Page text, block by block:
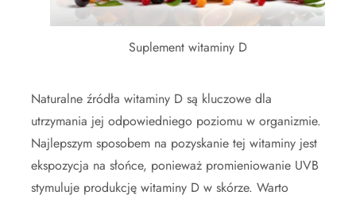
Suplement witaminy D
Naturalne źródła witaminy D są kluczowe dla
utrzymania jej odpowiedniego poziomu w organizmie.
Najlepszym sposobem na pozyskanie tej witaminy jest
ekspozycja na słońce, ponieważ promieniowanie UVB
stymuluje produkcję witaminy D w skórze. Warto